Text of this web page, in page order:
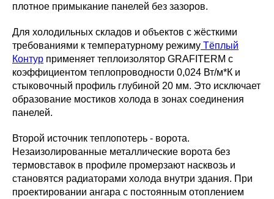
плотное примыкание панелей без зазоров.
Для холодильных складов и объектов с жёсткими
требованиями к температурному режиму Тёплый
Контур применяет теплоизолятор GRAFITERM с
коэффициентом теплопроводности 0,024 Вт/м*К и
стыковочный профиль глубиной 20 мм. Это исключает
образование мостиков холода в зонах соединения
панелей.
Второй источник теплопотерь - ворота.
Незаизолированные металлические ворота без
термовставок в профиле промерзают насквозь и
становятся радиаторами холода внутри здания. При
проектировании ангара с постоянным отоплением